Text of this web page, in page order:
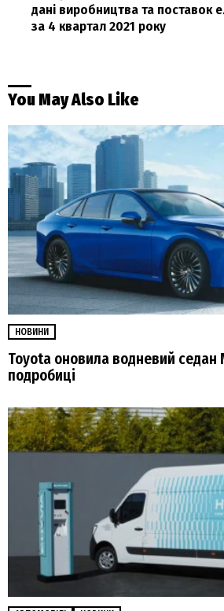
дані виробництва та поставок
за 4 квартал 2021 року
You May Also Like
НОВИНИ
Toyota оновила водневий седан
подробиці